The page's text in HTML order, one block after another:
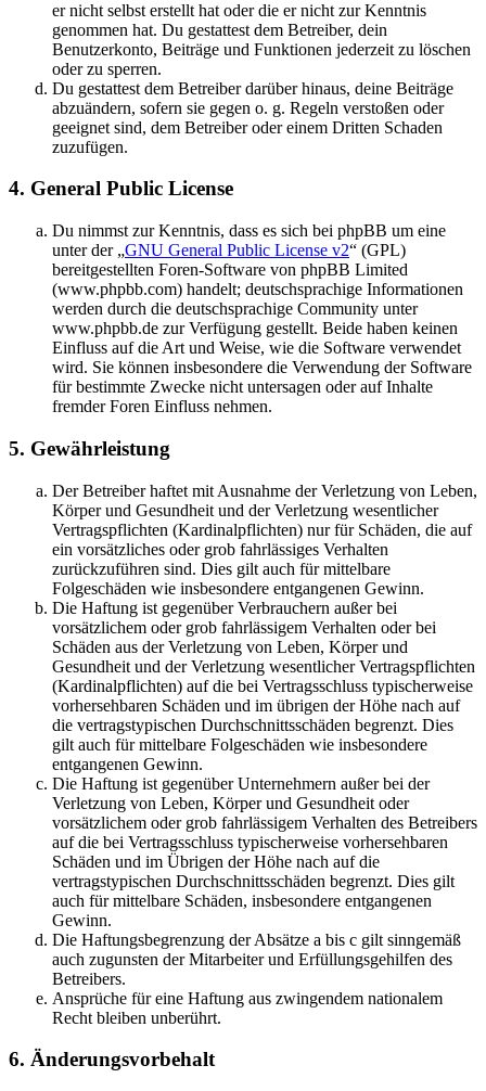
er nicht selbst erstellt hat oder die er nicht zur Kenntnis
genommen hat. Du gestattest dem Betreiber, dein
Benutzerkonto, Beiträge und Funktionen jederzeit zu löschen
oder zu sperren.
Du gestattest dem Betreiber darüber hinaus, deine Beiträge
abzuändern, sofern sie gegen o. g. Regeln verstoßen oder
geeignet sind, dem Betreiber oder einem Dritten Schaden
zuzufügen.
4. General Public License
Du nimmst zur Kenntnis, dass es sich bei phpBB um eine
unter der „GNU General Public License v2“ (GPL)
bereitgestellten Foren-Software von phpBB Limited
(www.phpbb.com) handelt; deutschsprachige Informationen
werden durch die deutschsprachige Community unter
www.phpbb.de zur Verfügung gestellt. Beide haben keinen
Einfluss auf die Art und Weise, wie die Software verwendet
wird. Sie können insbesondere die Verwendung der Software
für bestimmte Zwecke nicht untersagen oder auf Inhalte
fremder Foren Einfluss nehmen.
5. Gewährleistung
Der Betreiber haftet mit Ausnahme der Verletzung von Leben,
Körper und Gesundheit und der Verletzung wesentlicher
Vertragspflichten (Kardinalpflichten) nur für Schäden, die auf
ein vorsätzliches oder grob fahrlässiges Verhalten
zurückzuführen sind. Dies gilt auch für mittelbare
Folgeschäden wie insbesondere entgangenen Gewinn.
Die Haftung ist gegenüber Verbrauchern außer bei
vorsätzlichem oder grob fahrlässigem Verhalten oder bei
Schäden aus der Verletzung von Leben, Körper und
Gesundheit und der Verletzung wesentlicher Vertragspflichten
(Kardinalpflichten) auf die bei Vertragsschluss typischerweise
vorhersehbaren Schäden und im übrigen der Höhe nach auf
die vertragstypischen Durchschnittsschäden begrenzt. Dies
gilt auch für mittelbare Folgeschäden wie insbesondere
entgangenen Gewinn.
Die Haftung ist gegenüber Unternehmern außer bei der
Verletzung von Leben, Körper und Gesundheit oder
vorsätzlichem oder grob fahrlässigem Verhalten des Betreibers
auf die bei Vertragsschluss typischerweise vorhersehbaren
Schäden und im Übrigen der Höhe nach auf die
vertragstypischen Durchschnittsschäden begrenzt. Dies gilt
auch für mittelbare Schäden, insbesondere entgangenen
Gewinn.
Die Haftungsbegrenzung der Absätze a bis c gilt sinngemäß
auch zugunsten der Mitarbeiter und Erfüllungsgehilfen des
Betreibers.
Ansprüche für eine Haftung aus zwingendem nationalem
Recht bleiben unberührt.
6. Änderungsvorbehalt